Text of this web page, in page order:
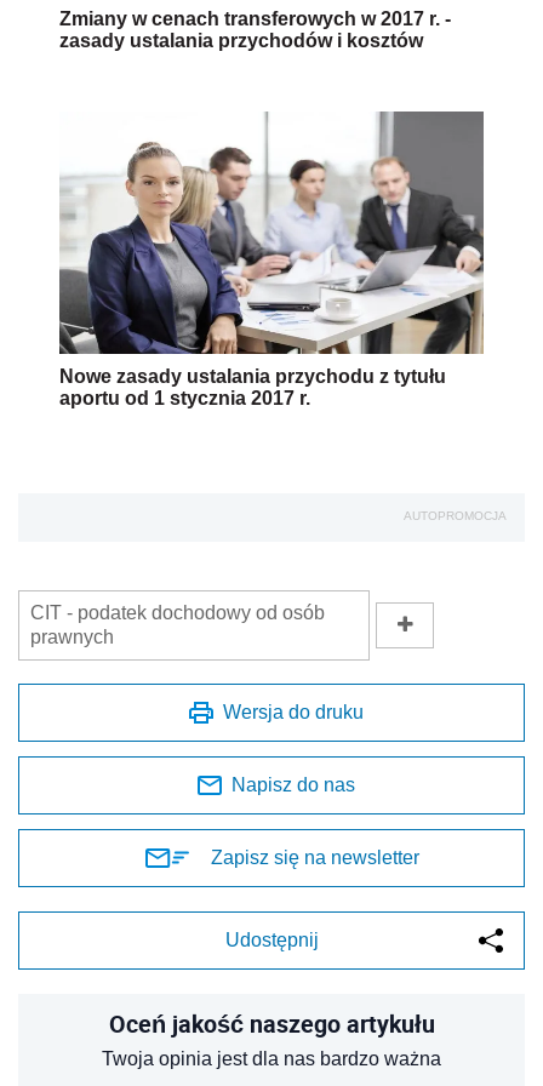
Zmiany w cenach transferowych w 2017 r. -
zasady ustalania przychodów i kosztów
Nowe zasady ustalania przychodu z tytułu
aportu od 1 stycznia 2017 r.
AUTOPROMOCJA
CIT - podatek dochodowy od osób
prawnych
Wersja do druku
Napisz do nas
Zapisz się na newsletter
Udostępnij
Oceń jakość naszego artykułu
Twoja opinia jest dla nas bardzo ważna